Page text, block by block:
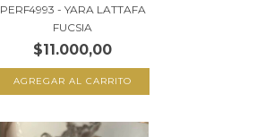
PERF4993 - YARA LATTAFA
FUCSIA
$11.000,00
AGREGAR AL CARRITO